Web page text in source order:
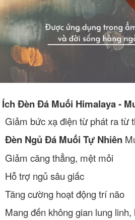
Đèn Đá Muối Himalaya -
Giảm bức xạ điện từ phát ra từ
Đèn Ngủ Đá Muối Tự Nhiên
Giảm căng thẳng, mệt mỏi
Hỗ trợ ngủ sâu giấc
Tăng cường hoạt động trí não
Mang đến không gian lung linh,